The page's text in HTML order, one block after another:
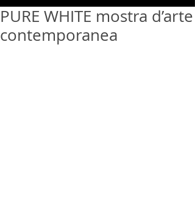
PURE WHITE mostra d’arte
contemporanea